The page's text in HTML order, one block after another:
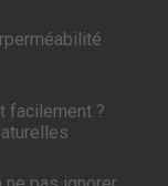
facilement ?